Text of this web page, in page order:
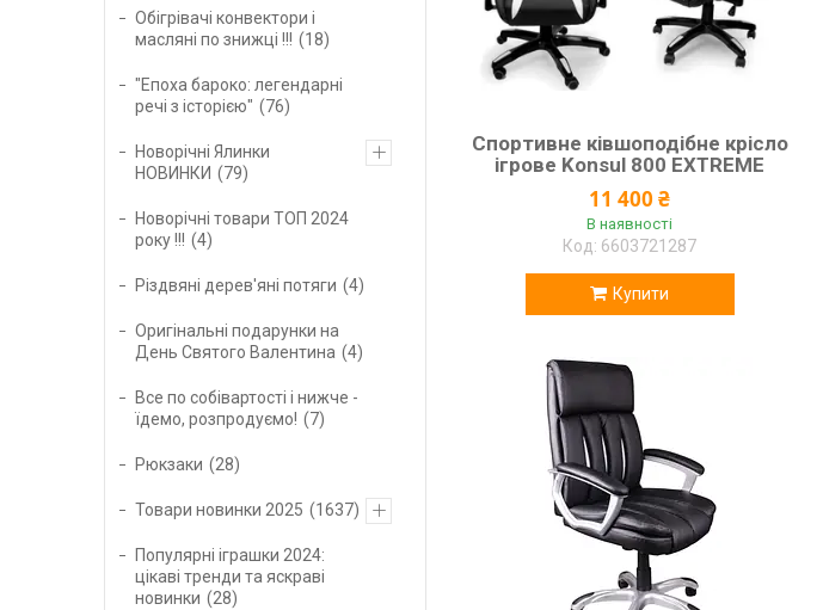
Спортивне ківшоподібне крісло
ігрове Konsul 800 EXTREME
11 400 ₴
В наявності
6603721287
Купити
Обігрівачі конвектори і
масляні по знижці !!!
18
"Епоха бароко: легендарні
речі з історією"
76
Новорічні Ялинки
НОВИНКИ
79
Новорічні товари ТОП 2024
року !!!
4
Різдвяні дерев'яні потяги 4
Оригінальні подарунки на
День Святого Валентина
4
Все по собівартості і нижче -
їдемо, розпродуємо!
7
Рюкзаки 28
Товари новинки 2025 1637
Популярні іграшки 2024:
цікаві тренди та яскраві
новинки
28